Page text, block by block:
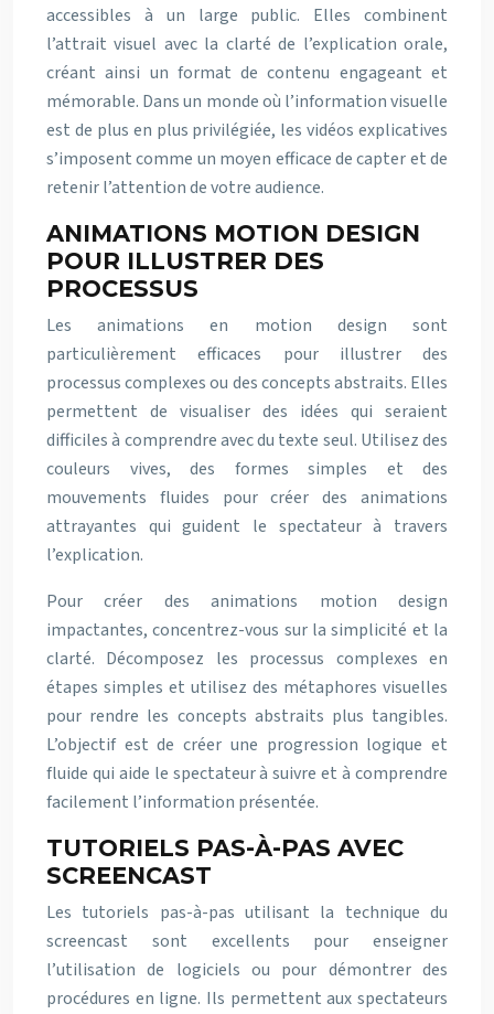
accessibles à un large public. Elles combinent
l’attrait visuel avec la clarté de l’explication orale,
créant ainsi un format de contenu engageant et
mémorable. Dans un monde où l’information visuelle
est de plus en plus privilégiée, les vidéos explicatives
s’imposent comme un moyen efficace de capter et de
retenir l’attention de votre audience.
ANIMATIONS MOTION DESIGN
POUR ILLUSTRER DES
PROCESSUS
Les animations en motion design sont
particulièrement efficaces pour illustrer des
processus complexes ou des concepts abstraits. Elles
permettent de visualiser des idées qui seraient
difficiles à comprendre avec du texte seul. Utilisez des
couleurs vives, des formes simples et des
mouvements fluides pour créer des animations
attrayantes qui guident le spectateur à travers
l’explication.
Pour créer des animations motion design
impactantes, concentrez-vous sur la simplicité et la
clarté. Décomposez les processus complexes en
étapes simples et utilisez des métaphores visuelles
pour rendre les concepts abstraits plus tangibles.
L’objectif est de créer une progression logique et
fluide qui aide le spectateur à suivre et à comprendre
facilement l’information présentée.
TUTORIELS PAS-À-PAS AVEC
SCREENCAST
Les tutoriels pas-à-pas utilisant la technique du
screencast sont excellents pour enseigner
l’utilisation de logiciels ou pour démontrer des
procédures en ligne. Ils permettent aux spectateurs